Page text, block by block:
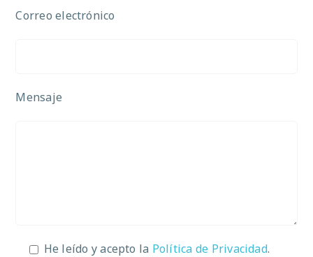
Correo electrónico
Mensaje
He leído y acepto la Política de Privacidad.